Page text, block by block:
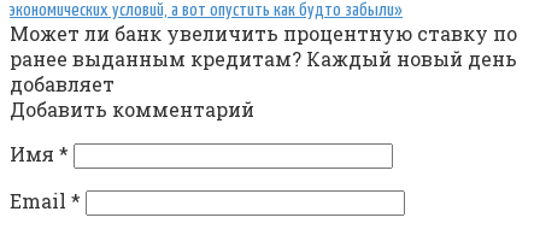
экономических условий, а вот опустить как будто забыли»
Может ли банк увеличить процентную ставку по
ранее выданным кредитам? Каждый новый день
добавляет
Добавить комментарий
Имя *
Email *